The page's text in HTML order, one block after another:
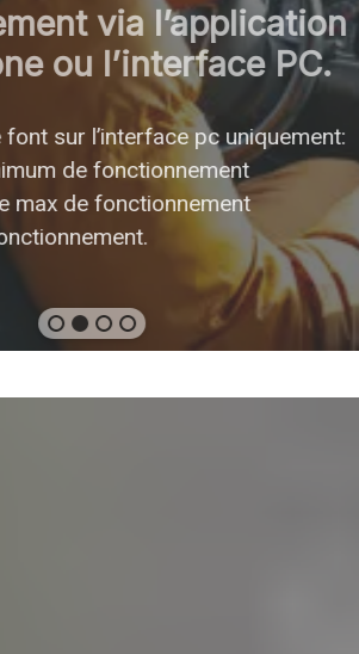
via l’application
ou l’interface PC.
sur l’interface pc uniquement:
de fonctionnement
max de fonctionnement